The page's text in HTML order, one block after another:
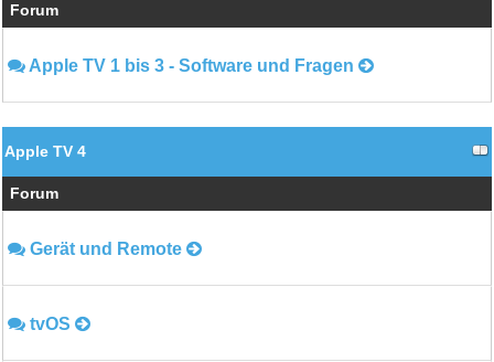
Forum
Apple TV 1 bis 3 - Software und Fragen
Apple TV 4
Forum
Gerät und Remote
tvOS